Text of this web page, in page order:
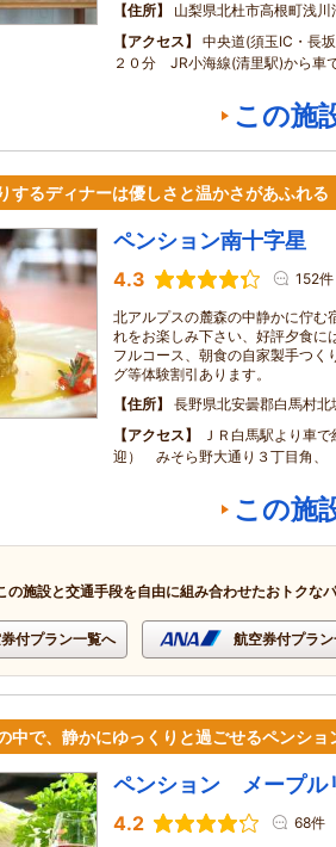
住所
山梨県北杜市高根町浅
アクセス
中央道(須玉IC・長
２０分 JR小海線(清里駅)から車
この施
するディナーは優しさと温かさがあふれる
ペンション南十字星
4.3 152件
北アルプスの麓森の中静かに佇む
れをお楽しみ下さい、好評夕食に
フルコース、朝食の自家製手つく
グ等体験割引あります。
住所
長野県北安曇郡白馬村
アクセス
ＪＲ白馬駅より車
迎） みそら野大通り３丁目角、
この施
の施設と交通手段を自由に組み合わせたおトクな
付プラン一覧へ 航空券付プラ
中で、静かにゆっくりと過ごせるペンショ
ペンション メープル
4.2 68件